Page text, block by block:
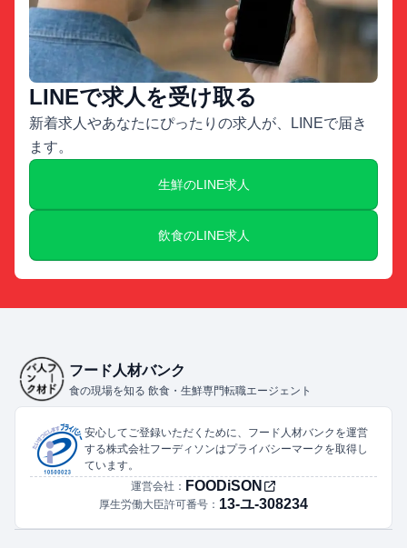
LINEで求人を受け取る
新着求人やあなたにぴったりの求人が、LINEで届き
ます。
生鮮のLINE求人
飲食のLINE求人
フード人材バンク
食の現場を知る 飲食・生鮮専門転職エージェント
安心してご登録いただくために、フード人材バンクを運営
する株式会社フーディソンはプライバシーマークを取得し
ています。
運営会社： FOODiSON
厚生労働大臣許可番号： 13-ユ-308234